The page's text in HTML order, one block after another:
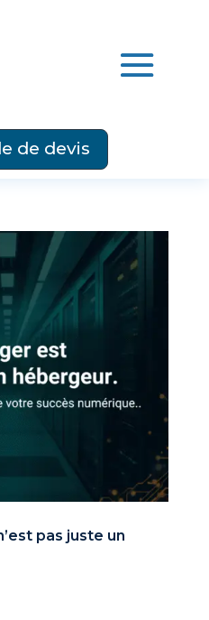
de devis
pas juste un